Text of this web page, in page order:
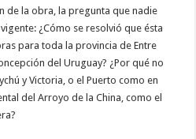
de la obra, la pregunta que nadie
¿Cómo se resolvió que ésta
para toda la provincia de Entre
del Uruguay? ¿Por qué no
y Victoria, o el Puerto como en
del Arroyo de la China, como el